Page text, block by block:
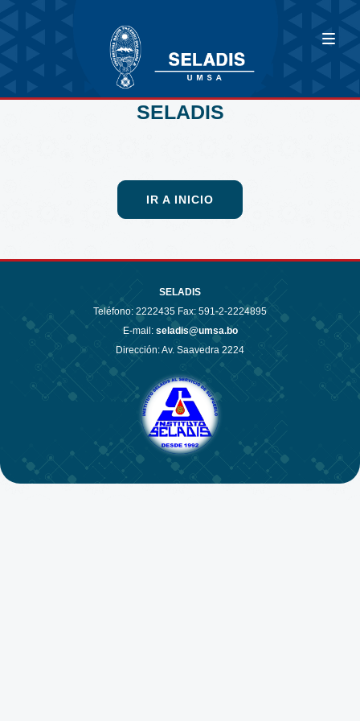
SELADIS
IR A INICIO
SELADIS
Teléfono: 2222435 Fax: 591-2-2224895
E-mail: seladis@umsa.bo
Dirección: Av. Saavedra 2224